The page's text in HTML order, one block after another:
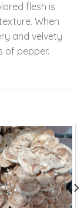
flesh is
When
and velvety
of pepper.